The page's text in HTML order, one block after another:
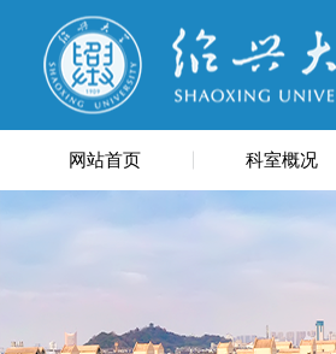
网站首页 科室概况